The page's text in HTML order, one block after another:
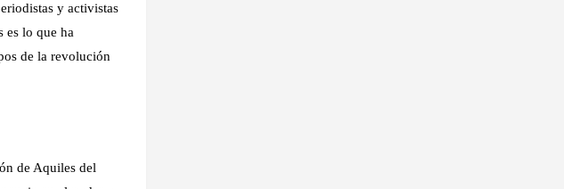
y activistas
es lo que ha
de la revolución
de Aquiles del